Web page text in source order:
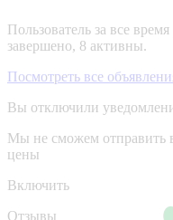
Пользователь за все
завершено, 8 активны.
Посмотреть все
Вы отключили
Мы не сможем отправить
цены
Включить
Отзывы